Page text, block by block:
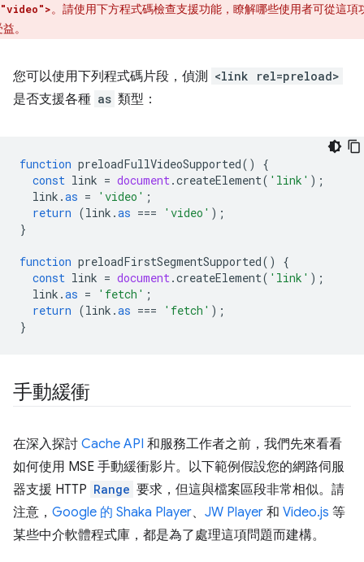
。請使用下方程式碼檢查支援功能，瞭解哪些使用者可從這項
。
您可以使用下列程式碼片段，偵測 <link rel=preload>
是否支援各種 as 類型：
function preloadFullVideoSupported()
{
const link = document.createElement( 'link' );
link .as = 'video' ;
return (link .as === 'video' );
}
function preloadFirstSegmentSupported()
{
const link = document.createElement( 'link' );
link .as = 'fetch' ;
return (link .as === 'fetch' );
}
手動緩衝
在深入探討 Cache API 和服務工作者之前，我們先來看看
如何使用 MSE 手動緩衝影片。以下範例假設您的網路伺服
器支援 HTTP Range 要求，但這與檔案區段非常相似。請
注意， Google 的 Shaka Player、 JW Player 和 Video.js 等
某些中介軟體程式庫，都是為了處理這項問題而建構。